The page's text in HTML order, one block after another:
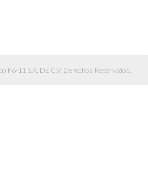
F6-11 S.A. DE C.V. Derechos Reservados.